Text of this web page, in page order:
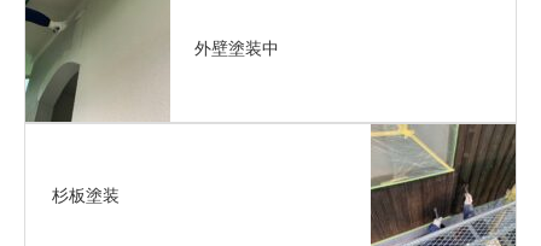
外壁塗装中
杉板塗装